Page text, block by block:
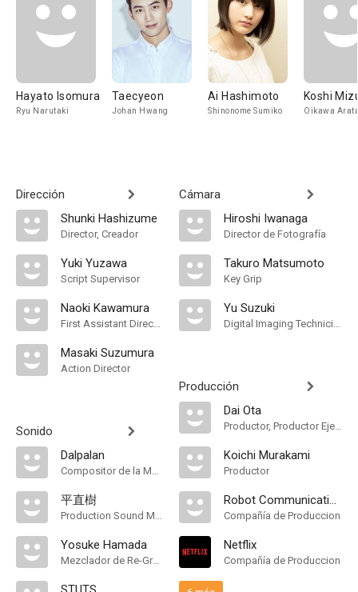
Hayato Isomura
Ryu Narutaki
Taecyeon
Johan Hwang
Ai Hashimoto
Shinonome Sumiko
Koshi
Oikawa
Dirección
Shunki Hashizume
Director, Creador
Yuki Yuzawa
Script Supervisor
Naoki Kawamura
First Assistant Director
Masaki Suzumura
Action Director
Sonido
Dalpalan
Compositor de la Música Original
平直樹
Production Sound Mixer, Sound
Yosuke Hamada
Mezclador de Re-Grabación de Sonido
Cámara
Hiroshi Iwanaga
Director de Fotografía
Takuro Matsumoto
Key Grip
Yu Suzuki
Digital Imaging Technician
Producción
Dai Ota
Productor, Productor Ejecutivo
Koichi Murakami
Productor
Robot Communications Inc
Compañía de Produccion
Netflix
Compañía de Produccion